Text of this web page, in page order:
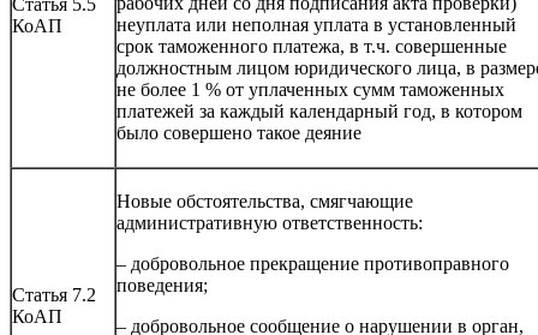
КоАП
неуплата или неполная уплата в установленный
срок таможенного платежа, в т.ч. совершенные
должностным лицом юридического лица, в
не более 1 % от уплаченных сумм таможенных
платежей за каждый календарный год, в котором
было совершено такое деяние
Статья 7.2
КоАП
Новые обстоятельства, смягчающие
административную ответственность:
– добровольное прекращение противоправного
поведения;
– добровольное сообщение о нарушении в орган,